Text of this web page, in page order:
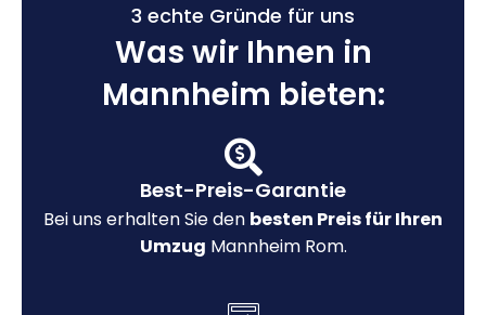
3 echte Gründe für uns
Was wir Ihnen in
Mannheim bieten:
Best-Preis-Garantie
Bei uns erhalten Sie den besten Preis für Ihren
Umzug Mannheim Rom.